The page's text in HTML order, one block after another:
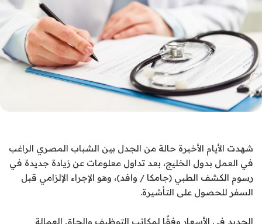
شهدت الأيام الأخيرة حالة من الجدل بين الشباب المصري الراغب
في العمل بدول الخليج، بعد تداول معلومات عن زيادة جديدة في
رسوم الكشف الطبي (جامكا / وافد)، وهو الإجراء الإلزامي قبل
السفر للحصول على التأشيرة.
الجديد في الأسعار وفقًا لمكاتب التوظيف وإلحاق العمالة